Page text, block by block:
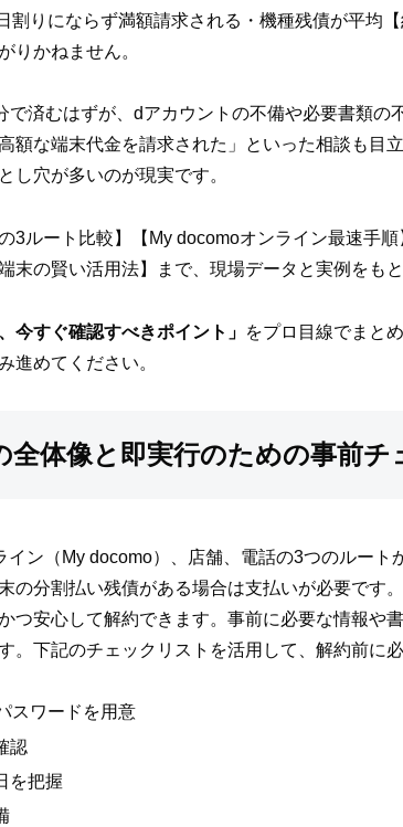
割りにならず満額請求される・機種残債が平均
りかねません。
で済むはずが、dアカウントの不備や必要書類の
額な端末代金を請求された」といった相談も目
し穴が多いのが現実です。
3ルート比較】【My docomoオンライン最速手
末の賢い活用法】まで、現場データと実例をも
今すぐ確認すべきポイント」 をプロ目線でまと
進めてください。
全体像と即実行のための事前チ
イン（My docomo）、店舗、電話の3つのルー
の分割払い残債がある場合は支払いが必要です
つ安心して解約できます。事前に必要な情報や
。下記のチェックリストを活用して、解約前に
スワードを用意
認
を把握